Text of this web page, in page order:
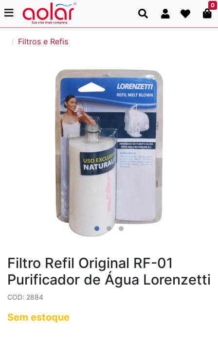
0
Filtros e Refis
Filtro Refil Original RF-01
Purificador de Água Lorenzetti
COD: 2884
Sem estoque